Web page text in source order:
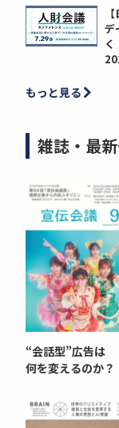
デ
く
もっと見る
雑誌・最
“会話型”広告は
何を変えるのか？